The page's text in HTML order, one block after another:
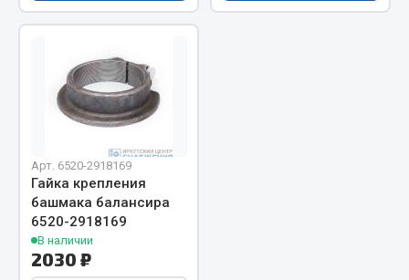
Амортизаторы для полуприцепов
Запчасти КамАЗ
Система питания
Система выпуска газа
Система охлаждения
Сцепление
Коробка передач
Арт. 6520-2918169
Гайка крепления
башмака балансира
6520-2918169
В наличии
2030 ₽